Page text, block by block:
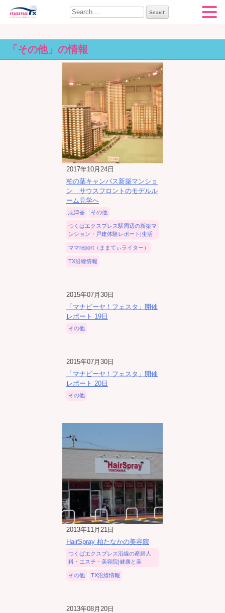
Search for:
「その他」の情報
2017年10月24日
柏の葉キャンパス新築マンショ
ン サウスフロントのモデルル
ーム見学へ
志津香 その他
つくばエクスプレス駅周辺の新築マ
ンション・戸建体験レポート|生活
ママreport（ままてぃライター）
TX沿線情報
2015年07月30日
「マナビーヤ！フェスタ」開催
レポート 19日
その他
2015年07月30日
「マナビーヤ！フェスタ」開催
レポート 20日
その他
2013年11月21日
HairSpray 柏たなかの美容院
つくばエクスプレス沿線の産婦人
科・エステ・美容院|健康と美
その他 TX沿線情報
2013年08月20日